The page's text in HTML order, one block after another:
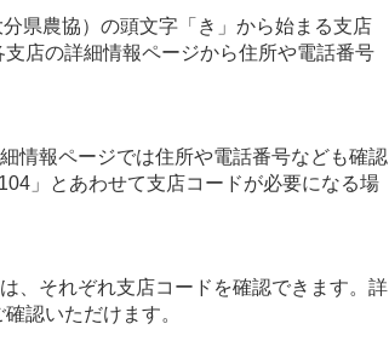
県農協）の頭文字「き」から始まる支店
店の詳細情報ページから住所や電話番号
情報ページでは住所や電話番号なども確認
」とあわせて支店コードが必要になる場
、それぞれ支店コードを確認できます。詳
認いただけます。